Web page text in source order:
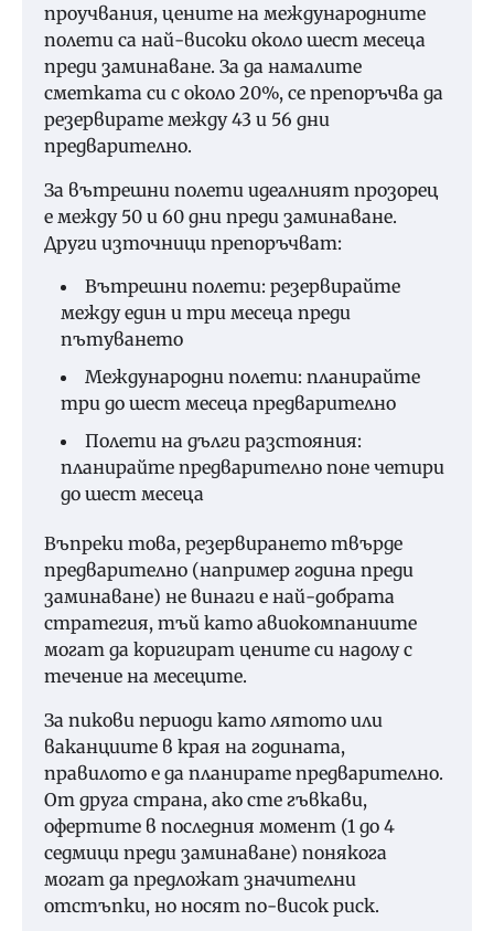
проучвания, цените на международните
полети са най-високи около шест месеца
преди заминаване. За да намалите
сметката си с около 20%, се препоръчва да
резервирате между 43 и 56 дни
предварително.
За вътрешни полети идеалният прозорец
е между 50 и 60 дни преди заминаване.
Други източници препоръчват:
Вътрешни полети: резервирайте
между един и три месеца преди
пътуването
Международни полети: планирайте
три до шест месеца предварително
Полети на дълги разстояния:
планирайте предварително поне четири
до шест месеца
Въпреки това, резервирането твърде
предварително (например година преди
заминаване) не винаги е най-добрата
стратегия, тъй като авиокомпаниите
могат да коригират цените си надолу с
течение на месеците.
За пикови периоди като лятото или
ваканциите в края на годината,
правилото е да планирате предварително.
От друга страна, ако сте гъвкави,
офертите в последния момент (1 до 4
седмици преди заминаване) понякога
могат да предложат значителни
отстъпки, но носят по-висок риск.